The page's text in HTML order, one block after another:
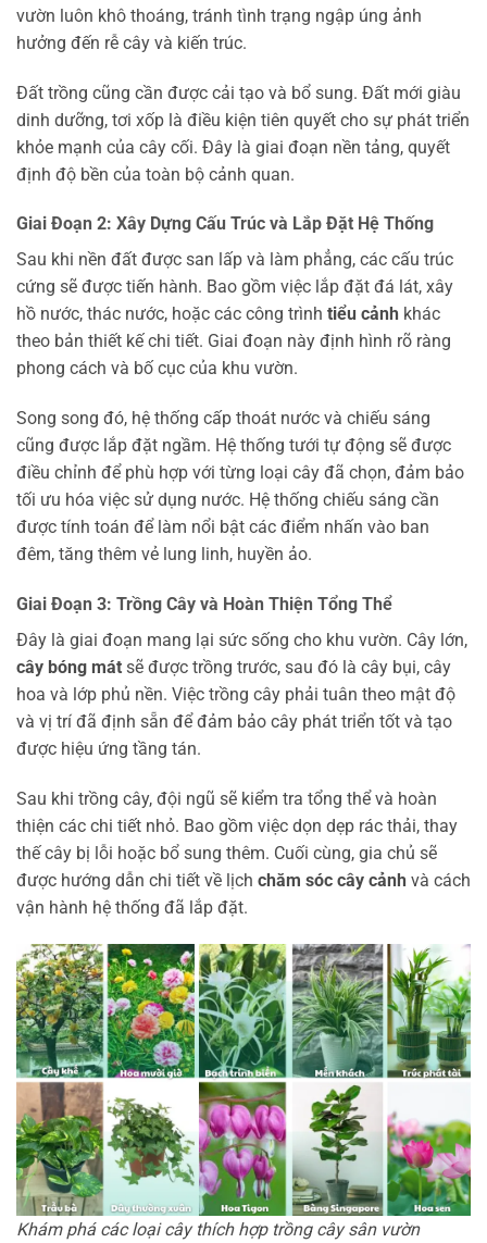
vườn luôn khô thoáng, tránh tình trạng ngập úng ảnh
hưởng đến rễ cây và kiến trúc.
Đất trồng cũng cần được cải tạo và bổ sung. Đất mới giàu
dinh dưỡng, tơi xốp là điều kiện tiên quyết cho sự phát triển
khỏe mạnh của cây cối. Đây là giai đoạn nền tảng, quyết
định độ bền của toàn bộ cảnh quan.
Giai Đoạn 2: Xây Dựng Cấu Trúc và Lắp Đặt Hệ Thống
Sau khi nền đất được san lấp và làm phẳng, các cấu trúc
cứng sẽ được tiến hành. Bao gồm việc lắp đặt đá lát, xây
hồ nước, thác nước, hoặc các công trình tiểu cảnh khác
theo bản thiết kế chi tiết. Giai đoạn này định hình rõ ràng
phong cách và bố cục của khu vườn.
Song song đó, hệ thống cấp thoát nước và chiếu sáng
cũng được lắp đặt ngầm. Hệ thống tưới tự động sẽ được
điều chỉnh để phù hợp với từng loại cây đã chọn, đảm bảo
tối ưu hóa việc sử dụng nước. Hệ thống chiếu sáng cần
được tính toán để làm nổi bật các điểm nhấn vào ban
đêm, tăng thêm vẻ lung linh, huyền ảo.
Giai Đoạn 3: Trồng Cây và Hoàn Thiện Tổng Thể
Đây là giai đoạn mang lại sức sống cho khu vườn. Cây lớn,
cây bóng mát sẽ được trồng trước, sau đó là cây bụi, cây
hoa và lớp phủ nền. Việc trồng cây phải tuân theo mật độ
và vị trí đã định sẵn để đảm bảo cây phát triển tốt và tạo
được hiệu ứng tầng tán.
Sau khi trồng cây, đội ngũ sẽ kiểm tra tổng thể và hoàn
thiện các chi tiết nhỏ. Bao gồm việc dọn dẹp rác thải, thay
thế cây bị lỗi hoặc bổ sung thêm. Cuối cùng, gia chủ sẽ
được hướng dẫn chi tiết về lịch chăm sóc cây cảnh và cách
vận hành hệ thống đã lắp đặt.
Khám phá các loại cây thích hợp trồng cây sân vườn